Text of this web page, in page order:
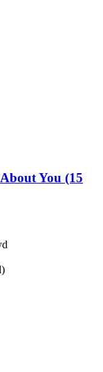
You (15